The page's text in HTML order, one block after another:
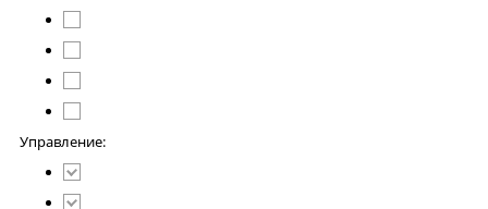
Управление: